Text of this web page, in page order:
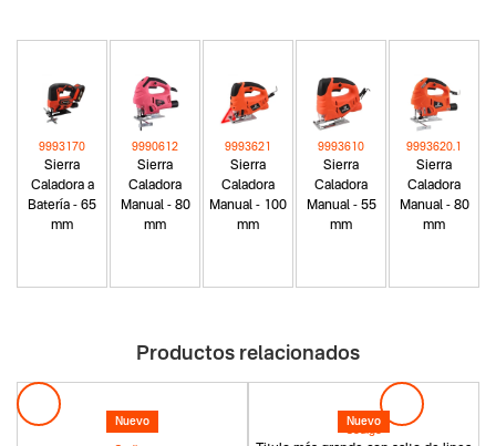
Sierra
Caladora a
Batería - 65
mm
9993170
Sierra
Caladora
Manual - 80
mm
9990612
Sierra
Caladora
Manual - 100
mm
9993621
Sierra
Caladora
Manual - 55
mm
9993610
Sierra
Caladora
Manual - 80
mm
9993620.1
Productos relacionados
Nuevo Nuevo
Codigo